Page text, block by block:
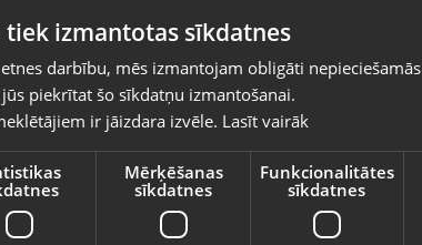
SK862BT
Lietots (Garantija 6 mēneši)
saturs būs attēlots izvēlētajā valodā
izmantotas sīkdatnes
darbību, mēs izmantojam obligāti
piekrītat šo sīkdatņu izmantošanai.
ir jāizdara izvēle. Lasīt vairāk
Mērķēšanas
sīkdatnes
Funkcionalitātes
sīkdatnes